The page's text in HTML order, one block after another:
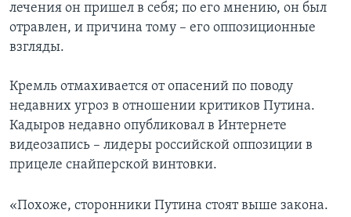
лечения он пришел в себя; по его мнению, он был
отравлен, и причина тому – его оппозиционные
взгляды.
Кремль отмахивается от опасений по поводу
недавних угроз в отношении критиков Путина.
Кадыров недавно опубликовал в Интернете
видеозапись – лидеры российской оппозиции в
прицеле снайперской винтовки.
«Похоже, сторонники Путина стоят выше закона.